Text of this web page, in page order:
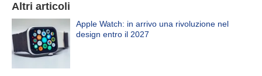
Altri articoli
Apple Watch: in arrivo una rivoluzione nel
design entro il 2027